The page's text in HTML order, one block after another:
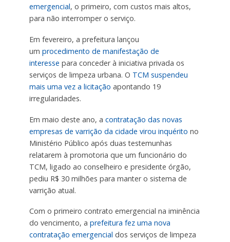
emergencial, o primeiro, com custos mais altos,
para não interromper o serviço.
Em fevereiro, a prefeitura lançou
um procedimento de manifestação de
interesse para conceder à iniciativa privada os
serviços de limpeza urbana. O TCM suspendeu
mais uma vez a licitação apontando 19
irregularidades.
Em maio deste ano, a contratação das novas
empresas de varrição da cidade virou inquérito no
Ministério Público após duas testemunhas
relatarem à promotoria que um funcionário do
TCM, ligado ao conselheiro e presidente órgão,
pediu R$ 30 milhões para manter o sistema de
varrição atual.
Com o primeiro contrato emergencial na iminência
do vencimento, a prefeitura fez uma nova
contratação emergencial dos serviços de limpeza